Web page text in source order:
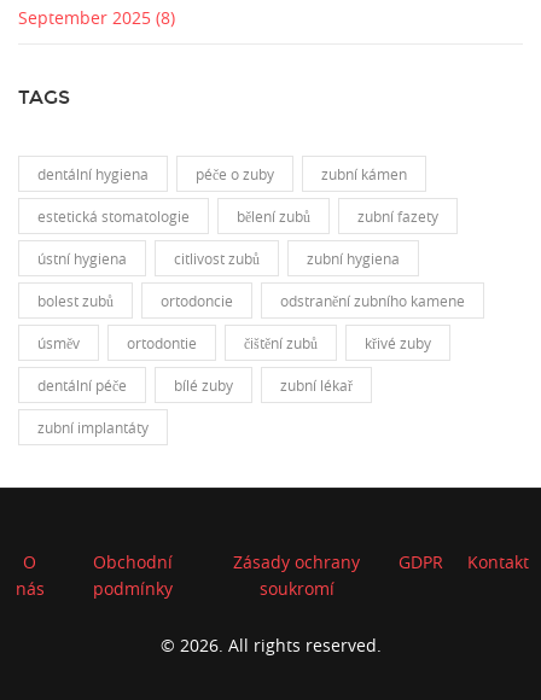
September 2025 (8)
TAGS
dentální hygiena péče o zuby zubní kámen
estetická stomatologie bělení zubů zubní fazety
ústní hygiena citlivost zubů zubní hygiena
bolest zubů ortodoncie odstranění zubního kamene
úsměv ortodontie čištění zubů křivé zuby
dentální péče bílé zuby zubní lékař
zubní implantáty
O
nás
Obchodní
podmínky
Zásady ochrany
soukromí
GDPR Kontakt
© 2026. All rights reserved.